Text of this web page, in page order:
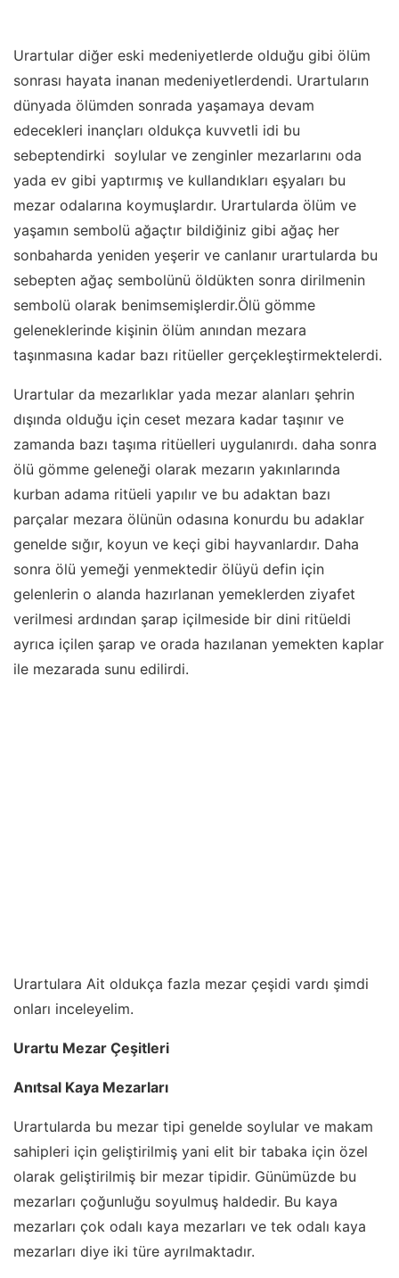
Urartular diğer eski medeniyetlerde olduğu gibi ölüm
sonrası hayata inanan medeniyetlerdendi. Urartuların
dünyada ölümden sonrada yaşamaya devam
edecekleri inançları oldukça kuvvetli idi bu
sebeptendirki soylular ve zenginler mezarlarını oda
yada ev gibi yaptırmış ve kullandıkları eşyaları bu
mezar odalarına koymuşlardır. Urartularda ölüm ve
yaşamın sembolü ağaçtır bildiğiniz gibi ağaç her
sonbaharda yeniden yeşerir ve canlanır urartularda bu
sebepten ağaç sembolünü öldükten sonra dirilmenin
sembolü olarak benimsemişlerdir.Ölü gömme
geleneklerinde kişinin ölüm anından mezara
taşınmasına kadar bazı ritüeller gerçekleştirmektelerdi.
Urartular da mezarlıklar yada mezar alanları şehrin
dışında olduğu için ceset mezara kadar taşınır ve
zamanda bazı taşıma ritüelleri uygulanırdı. daha sonra
ölü gömme geleneği olarak mezarın yakınlarında
kurban adama ritüeli yapılır ve bu adaktan bazı
parçalar mezara ölünün odasına konurdu bu adaklar
genelde sığır, koyun ve keçi gibi hayvanlardır. Daha
sonra ölü yemeği yenmektedir ölüyü defin için
gelenlerin o alanda hazırlanan yemeklerden ziyafet
verilmesi ardından şarap içilmeside bir dini ritüeldi
ayrıca içilen şarap ve orada hazılanan yemekten kaplar
ile mezarada sunu edilirdi.
Urartulara Ait oldukça fazla mezar çeşidi vardı şimdi
onları inceleyelim.
Urartu Mezar Çeşitleri
Anıtsal Kaya Mezarları
Urartularda bu mezar tipi genelde soylular ve makam
sahipleri için geliştirilmiş yani elit bir tabaka için özel
olarak geliştirilmiş bir mezar tipidir. Günümüzde bu
mezarları çoğunluğu soyulmuş haldedir. Bu kaya
mezarları çok odalı kaya mezarları ve tek odalı kaya
mezarları diye iki türe ayrılmaktadır.